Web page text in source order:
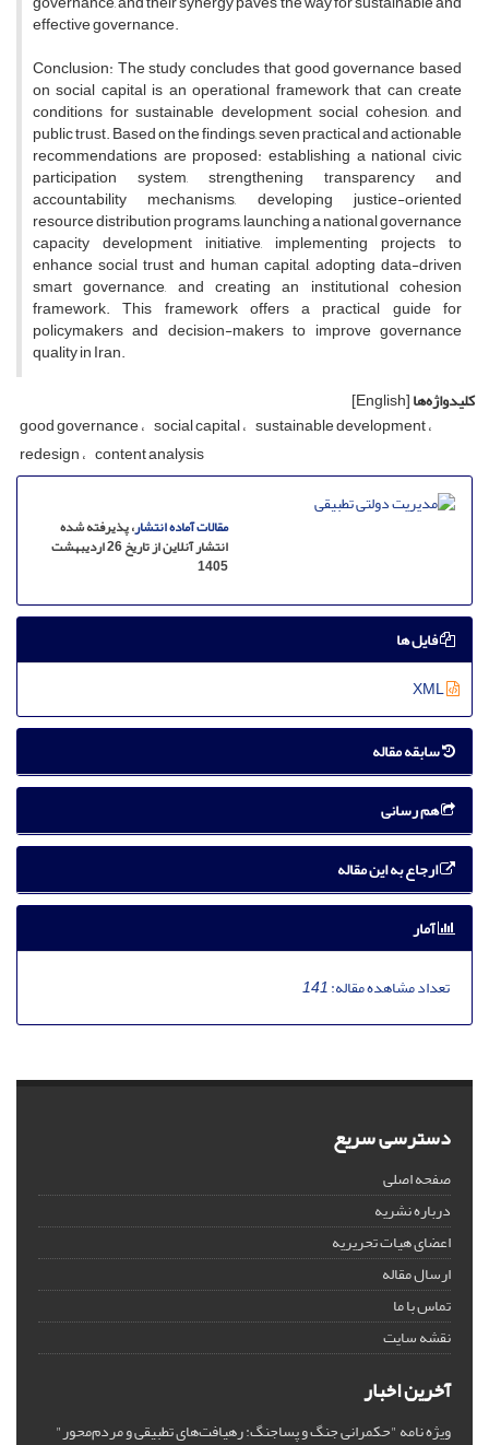
effective governance.
Conclusion: The study concludes that good governance based
on social capital is an operational framework that can create
conditions for sustainable development, social cohesion, and
public trust. Based on the findings, seven practical and actionable
recommendations are proposed: establishing a national civic
participation system, strengthening transparency and
accountability mechanisms, developing justice-oriented
resource distribution programs, launching a national governance
capacity development initiative, implementing projects to
enhance social trust and human capital, adopting data-driven
smart governance, and creating an institutional cohesion
framework. This framework offers a practical guide for
policymakers and decision-makers to improve governance
quality in Iran.
کلیدواژه‌ها[English]
good governance social capital sustainable development
redesign content analysis
مقالات آماده انتشار، پذیرفته شده
انتشار آنلاین از تاریخ 26 اردیبهشت
1405
فایل ها
سابقه مقاله
هم رسانی
ارجاع به این مقاله
آمار
تعداد مشاهده مقاله:141
دسترسی سریع
صفحه اصلی
درباره نشریه
اعضای هیات تحریریه
ارسال مقاله
تماس با ما
نقشه سایت
آخرین اخبار
ویژه نامه "حکمرانی جنگ و پساجنگ: رهیافت‌های تطبیقی و مردم‌محور"